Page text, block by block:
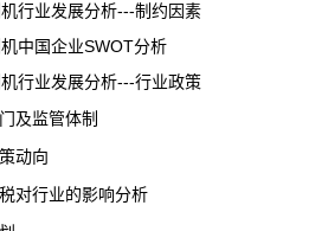
业发展分析---制约因素
国企业SWOT分析
业发展分析---行业政策
监管体制
向
行业的影响分析